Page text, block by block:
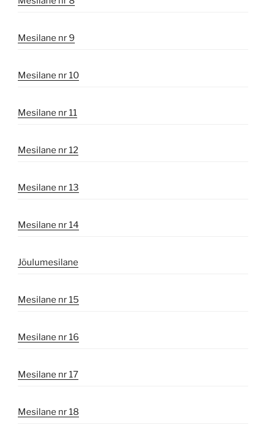
Mesilane nr 9
Mesilane nr 10
Mesilane nr 11
Mesilane nr 12
Mesilane nr 13
Mesilane nr 14
Jõulumesilane
Mesilane nr 15
Mesilane nr 16
Mesilane nr 17
Mesilane nr 18